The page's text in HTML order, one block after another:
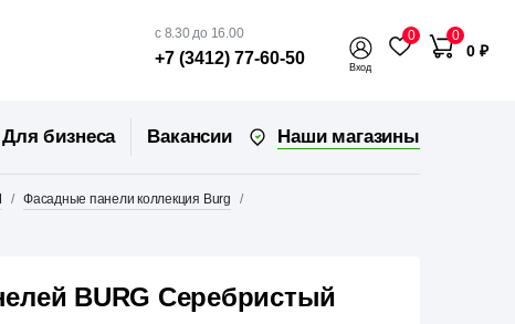
с 8.30 до 16.00
+7 (3412) 77-60-50 Вход
0 0
0 ₽
Для бизнеса Вакансии Наши магазины
Фасадные панели коллекция Burg
BURG Серебристый